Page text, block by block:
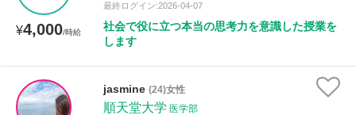
¥4,000/時給
最終ログイン:2026-04-07
社会で役に立つ本当の思考力を意識した授業を
します
jasmine (24)女性
順天堂大学 医学部